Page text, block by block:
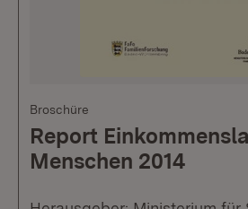
Broschüre
Report
Menschen 2014